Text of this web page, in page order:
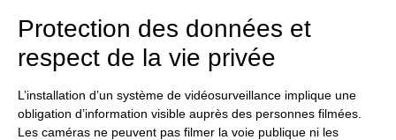
Protection des données et
respect de la vie privée
L’installation d’un système de vidéosurveillance implique une
obligation d’information visible auprès des personnes filmées.
Les caméras ne peuvent pas filmer la voie publique ni les